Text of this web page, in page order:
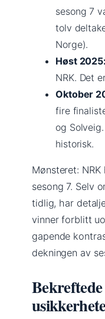
sesong 7
tolv
Norge).
Høst 2025:
NRK. Det
Oktober
fire
og
historisk.
Mønsteret:
sesong 7. Selv
tidlig, har
vinner forblitt
gapende
dekningen av